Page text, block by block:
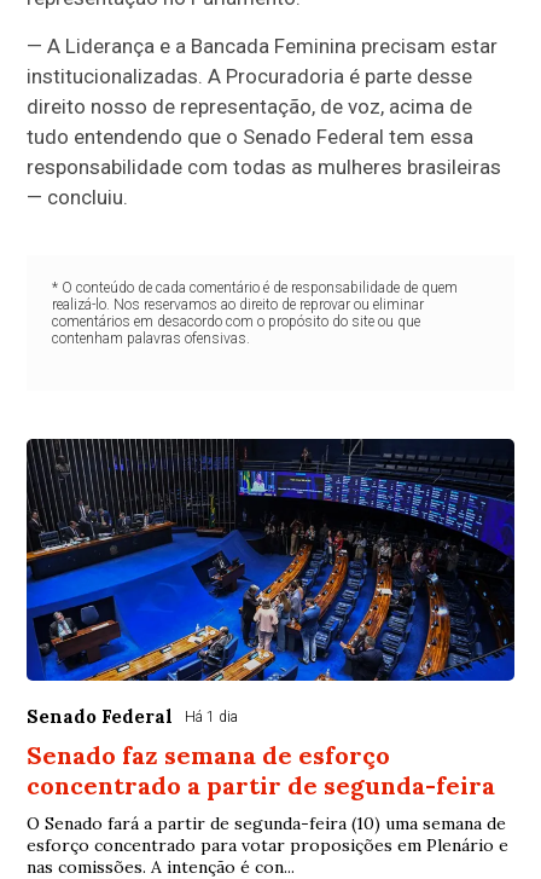
— A Liderança e a Bancada Feminina precisam estar
institucionalizadas. A Procuradoria é parte desse
direito nosso de representação, de voz, acima de
tudo entendendo que o Senado Federal tem essa
responsabilidade com todas as mulheres brasileiras
— concluiu.
* O conteúdo de cada comentário é de responsabilidade de quem
realizá-lo. Nos reservamos ao direito de reprovar ou eliminar
comentários em desacordo com o propósito do site ou que
contenham palavras ofensivas.
Senado Federal Há 1 dia
Senado faz semana de esforço
concentrado a partir de segunda-feira
O Senado fará a partir de segunda-feira (10) uma semana de
esforço concentrado para votar proposições em Plenário e
nas comissões. A intenção é con...